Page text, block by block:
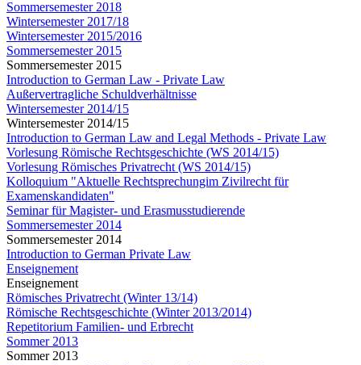
Sommersemester 2018
Wintersemester 2017/18
Wintersemester 2015/2016
Sommersemester 2015
Sommersemester 2015
Introduction to German Law - Private Law
Außervertragliche Schuldverhältnisse
Wintersemester 2014/15
Wintersemester 2014/15
Introduction to German Law and Legal Methods - Private Law
Vorlesung Römische Rechtsgeschichte (WS 2014/15)
Vorlesung Römisches Privatrecht (WS 2014/15)
Kolloquium "Aktuelle Rechtsprechungim Zivilrecht für
Examenskandidaten"
Seminar für Magister- und Erasmusstudierende
Sommersemester 2014
Sommersemester 2014
Introduction to German Private Law
Enseignement
Enseignement
Römisches Privatrecht (Winter 13/14)
Römische Rechtsgeschichte (Winter 2013/2014)
Repetitorium Familien- und Erbrecht
Sommer 2013
Sommer 2013